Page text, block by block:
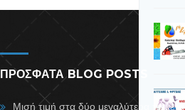
ΠΡΟΣΦΑΤΑ BLOG POSTS
Μισή τιμή στα δύο μεγαλύτερα πακέτα